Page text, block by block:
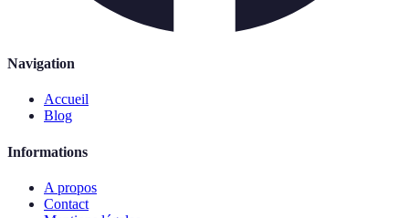
Navigation
Accueil
Blog
Informations
A propos
Contact